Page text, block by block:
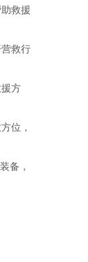
救援
救行
方
位，
备，